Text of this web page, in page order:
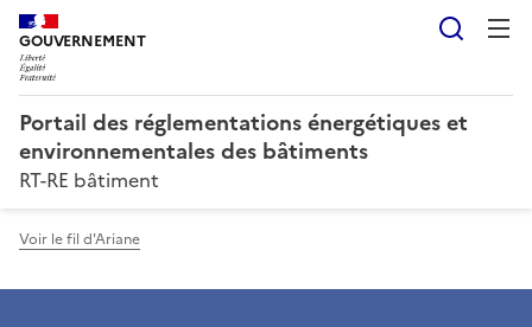
GOUVERNEMENT
Portail des réglementations énergétiques et
environnementales des bâtiments
RT-RE bâtiment
Voir le fil d'Ariane